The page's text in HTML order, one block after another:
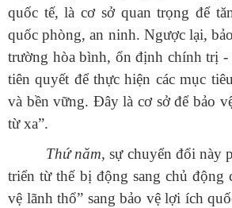
quốc tế, là cơ sở quan trọng để
quốc phòng, an ninh. Ngược lại,
trường hòa bình, ổn định chính trị
tiên quyết để thực hiện các mục
và bền vững. Đây là cơ sở để bảo
từ xa”.
Thứ năm,sự chuyển đổi này
triển từ thế bị động sang chủ động
vệ lãnh thổ” sang bảo vệ lợi ích